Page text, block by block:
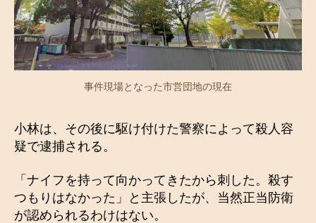
事件現場となった市営団地の現在
小林は、その後に駆け付けた警察によって殺人容
疑で逮捕される。
「ナイフを持って向かってきたから刺した。殺す
つもりはなかった」と主張したが、当然正当防衛
が認められるわけはない。